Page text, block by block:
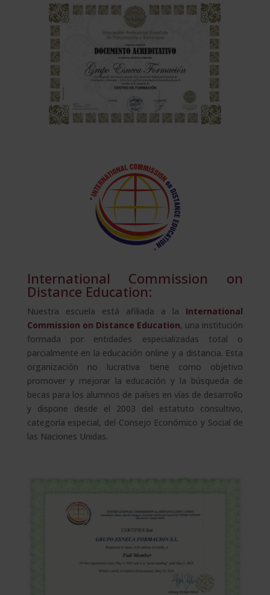
International Commission on
Distance Education:
Nuestra escuela está afiliada a la International
Commission on Distance Education, una institución
formada por entidades especializadas total o
parcialmente en la educación online y a distancia. Esta
organización no lucrativa tiene como objetivo
promover y mejorar la educación y la búsqueda de
becas para los alumnos de países en vías de desarrollo
y dispone desde el 2003 del estatuto consultivo,
categoría especial, del Consejo Económico y Social de
las Naciones Unidas.